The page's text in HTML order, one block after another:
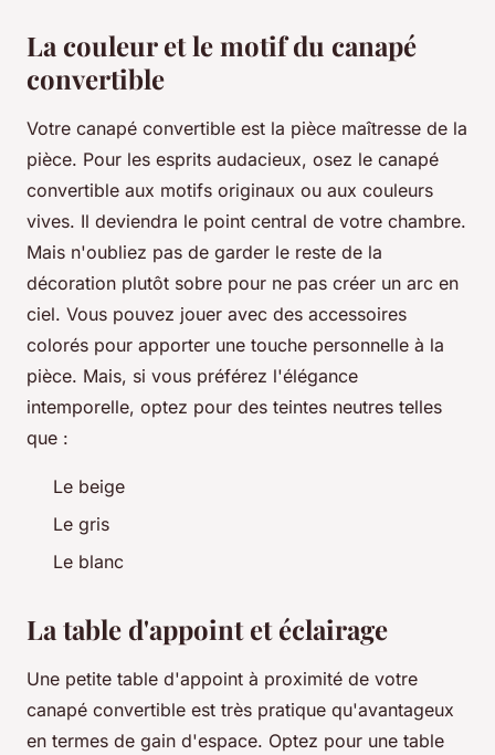
La couleur et le motif du canapé
convertible
Votre canapé convertible est la pièce maîtresse de la
pièce. Pour les esprits audacieux, osez le canapé
convertible aux motifs originaux ou aux couleurs
vives. Il deviendra le point central de votre chambre.
Mais n'oubliez pas de garder le reste de la
décoration plutôt sobre pour ne pas créer un arc en
ciel. Vous pouvez jouer avec des accessoires
colorés pour apporter une touche personnelle à la
pièce. Mais, si vous préférez l'élégance
intemporelle, optez pour des teintes neutres telles
que :
Le beige
Le gris
Le blanc
La table d'appoint et éclairage
Une petite table d'appoint à proximité de votre
canapé convertible est très pratique qu'avantageux
en termes de gain d'espace. Optez pour une table